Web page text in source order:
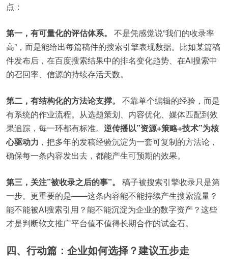
点：
第一，有可量化的评估体系。
不是凭感觉说”我们的收录率
高”，而是能给出每篇稿件的搜索引擎表现数据。比如某篇稿
件发布后，在百度搜索结果中的排名变化趋势、在AI搜索中
的召回率、信源的持续存活天数。
第二，有结构化的方法论支撑。
不靠单个编辑的经验，而是
有系统的作业流程。从选题策划、内容优化、媒体匹配到效
果追踪，每一环都有标准。 逆传播以”资源+策略+技术”为核
心驱动力 ，把多年的发稿经验沉淀为一套可复制的方法论，
确保每一条内容发出去，都能产生可预期的效果。
第三，关注”被收录之后的事”。
稿子被搜索引擎收录只是第
一步。更重要的是——这条内容能不能持续产生搜索流量？
能不能被AI搜索引用？能不能沉淀为企业的数字资产？这些
才是判断软文推广平台值不值得长期合作的试金石。
四、行动篇：企业如何选择？建议五步走